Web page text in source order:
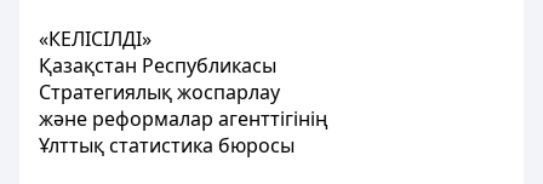
«КЕЛІСІЛДІ»
Қазақстан Республикасы
Стратегиялық жоспарлау
және реформалар агенттігінің
Ұлттық статистика бюросы